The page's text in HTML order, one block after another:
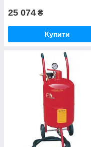
25 074 ₴
Купити